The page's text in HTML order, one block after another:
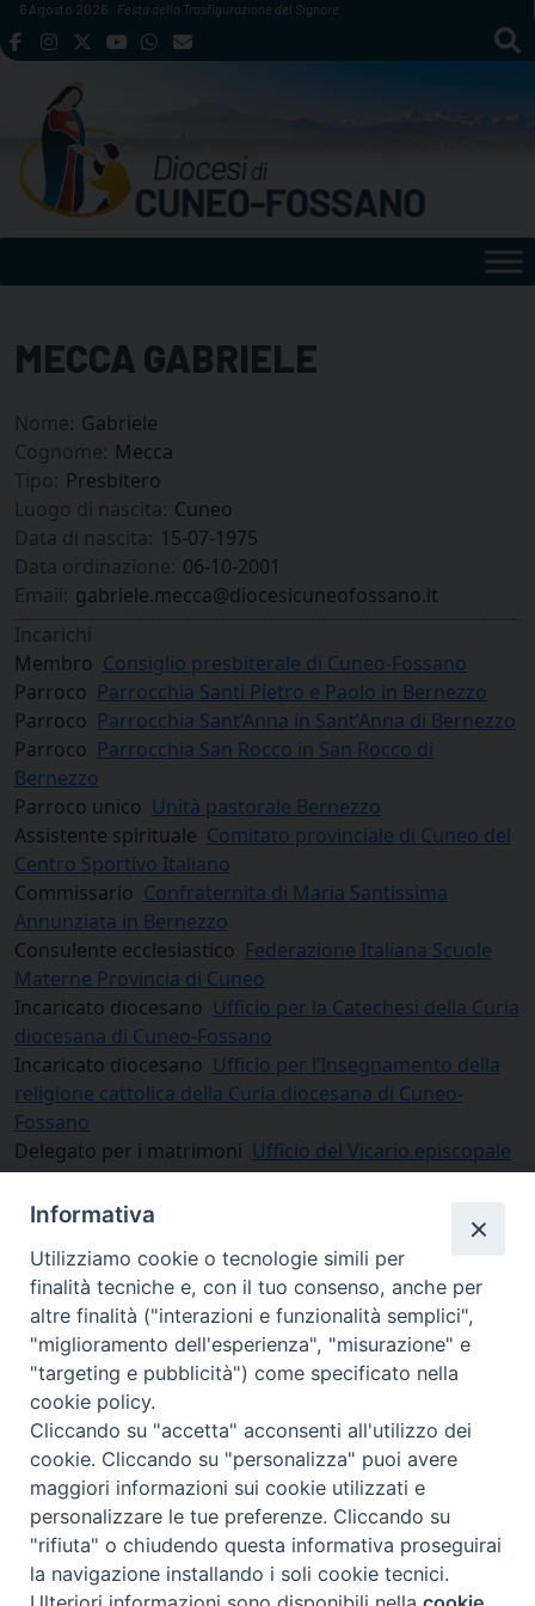
Skip
to
6 Agosto 2026 Festa della Trasfigurazione del Signore
MECCA GABRIELE
Nome: Gabriele
Cognome: Mecca
Tipo: Presbitero
Luogo di nascita: Cuneo
Data di nascita: 15-07-1975
Data ordinazione: 06-10-2001
Email: gabriele.mecca@diocesicuneofossano.it
Incarichi
Membro Consiglio presbiterale di Cuneo-Fossano
Parroco Parrocchia Santi Pietro e Paolo in Bernezzo
Parroco Parrocchia Sant’Anna in Sant’Anna di Bernezzo
Parroco Parrocchia San Rocco in San Rocco di
Bernezzo
Parroco unico Unità pastorale Bernezzo
Assistente spirituale Comitato provinciale di Cuneo del
Centro Sportivo Italiano
Commissario Confraternita di Maria Santissima
Annunziata in Bernezzo
Consulente ecclesiastico Federazione Italiana Scuole
Materne Provincia di Cuneo
Incaricato diocesano Ufficio per la Catechesi della Curia
diocesana di Cuneo-Fossano
Incaricato diocesano Ufficio per l’Insegnamento della
religione cattolica della Curia diocesana di Cuneo-
Fossano
Delegato per i matrimoni Ufficio del Vicario episcopale
per la Pastorale
via Amedeo Rossi, 28 - 12100 Cuneo
segreteriagenerale@diocesicuneofossano.it
c.f. 96017380047
Informativa
Utilizziamo cookie o tecnologie simili per
finalità tecniche e, con il tuo consenso, anche per
altre finalità ("interazioni e funzionalità semplici",
"miglioramento dell'esperienza", "misurazione" e
"targeting e pubblicità") come specificato nella
cookie policy.
Cliccando su "accetta" acconsenti all'utilizzo dei
cookie. Cliccando su "personalizza" puoi avere
maggiori informazioni sui cookie utilizzati e
personalizzare le tue preferenze. Cliccando su
"rifiuta" o chiudendo questa informativa proseguirai
la navigazione installando i soli cookie tecnici.